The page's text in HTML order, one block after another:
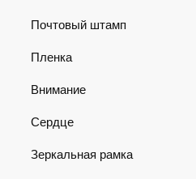
Почтовый штамп
Пленка
Внимание
Сердце
Зеркальная рамка